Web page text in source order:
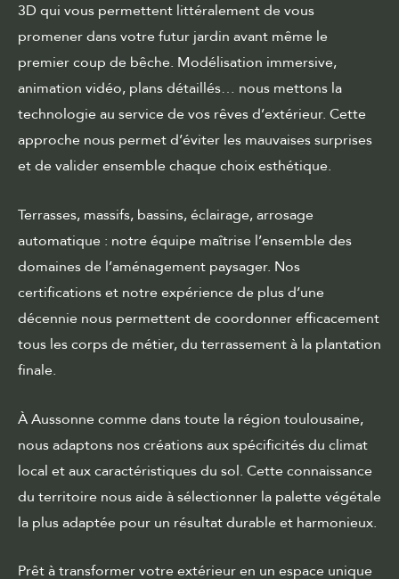
3D qui vous permettent littéralement de vous
promener dans votre futur jardin avant même le
premier coup de bêche. Modélisation immersive,
animation vidéo, plans détaillés… nous mettons la
technologie au service de vos rêves d’extérieur. Cette
approche nous permet d’éviter les mauvaises surprises
et de valider ensemble chaque choix esthétique.
Terrasses, massifs, bassins, éclairage, arrosage
automatique : notre équipe maîtrise l’ensemble des
domaines de l’aménagement paysager. Nos
certifications et notre expérience de plus d’une
décennie nous permettent de coordonner efficacement
tous les corps de métier, du terrassement à la plantation
finale.
À Aussonne comme dans toute la région toulousaine,
nous adaptons nos créations aux spécificités du climat
local et aux caractéristiques du sol. Cette connaissance
du territoire nous aide à sélectionner la palette végétale
la plus adaptée pour un résultat durable et harmonieux.
Prêt à transformer votre extérieur en un espace unique